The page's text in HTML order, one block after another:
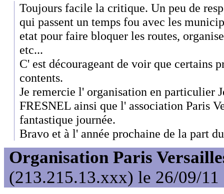
Toujours facile la critique. Un peu de
qui passent un temps fou avec les
etat pour faire bloquer les routes,
etc...
C' est décourageant de voir que certains
contents.
Je remercie l' organisation en particulier
FRESNEL ainsi que l' association Paris
fantastique journée.
Bravo et à l' année prochaine de la part
Organisation Paris
(213.215.13.xxx) le 26/09/11